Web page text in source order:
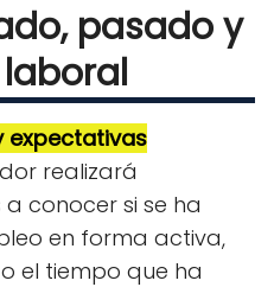
pasado y
expectativas
realizará
conocer si se ha
en forma activa,
el tiempo que ha